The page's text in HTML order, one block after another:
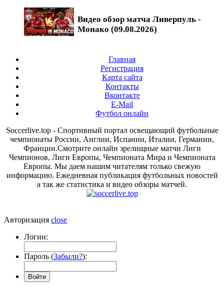
Видео обзор матча Ливерпуль -
Монако (09.08.2026)
Главная
Регистрация
Карта сайта
Контакты
Вконтакте
E-Mail
Футбол онлайн
Soccerlive.top - Спортивный портал освещающий футбольные
чемпионаты России, Англии, Испании, Италии, Германии,
Франции.Смотрите онлайн зрелищные матчи Лиги
Чемпионов, Лиги Европы, Чемпионата Мира и Чемпионата
Европы. Мы даем нашим читателям только свежую
информацию. Ежедневная публикация футбольных новостей
а так же статистика и видео обзоры матчей.
Авторизация close
Логин:
Пароль (Забыли?):
Войти